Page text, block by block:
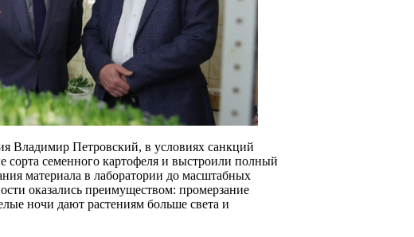
Владимир Петровский, в условиях санкций
сорта семенного картофеля и выстроили полный
материала в лаборатории до масштабных
оказались преимуществом: промерзание
ночи дают растениям больше света и